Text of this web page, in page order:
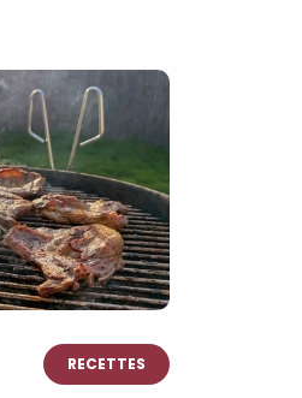
RECETTES